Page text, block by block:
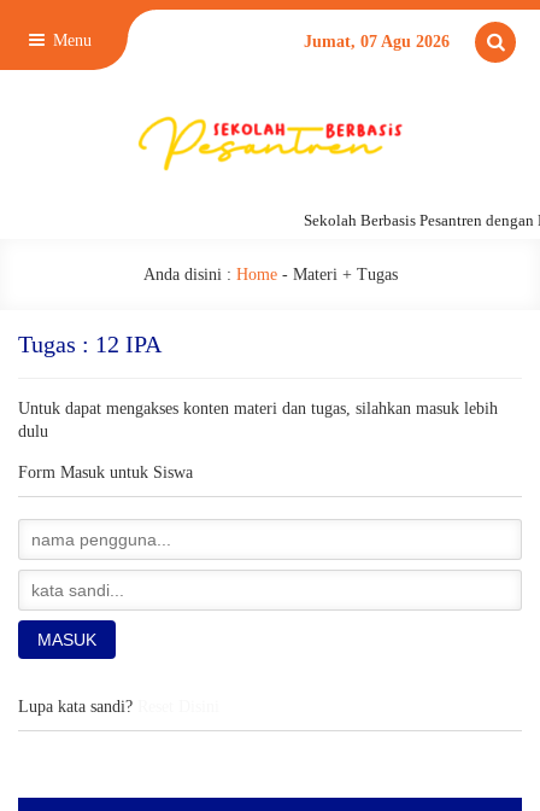
Menu Jumat, 07 Agu 2026
Sekolah Berbasis Pesantren
Anda disini : Home- Materi + Tugas
Tugas : 12 IPA
Untuk dapat mengakses konten materi dan tugas, silahkan masuk lebih
dulu
Form Masuk untuk Siswa
Lupa kata sandi?